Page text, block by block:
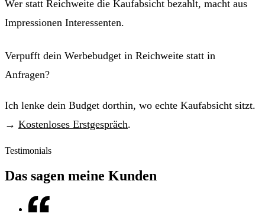
Wer statt Reichweite die Kaufabsicht bezahlt, macht aus
Impressionen Interessenten.
Verpufft dein Werbebudget in Reichweite statt in
Anfragen?
Ich lenke dein Budget dorthin, wo echte Kaufabsicht sitzt.
→ Kostenloses Erstgespräch.
Testimonials
Das sagen meine Kunden